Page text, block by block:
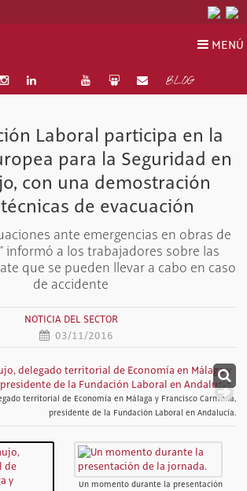
MENÚ
BLOG
Laboral participa en la
para la Seguridad en
con una demostración
de evacuación
ante emergencias en obras de
informó a los trabajadores sobre las
que se pueden llevar a cabo en caso
de accidente
NOTICIA DEL SECTOR
03/11/2016
territorial de Economía en Málaga y Francisco Carmona,
presidente de la Fundación Laboral en Andalucía.
Un momento durante la presentación